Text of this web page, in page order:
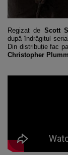
Regizat de Scott
după îndrăgitul
Din distribuție fac
Christopher